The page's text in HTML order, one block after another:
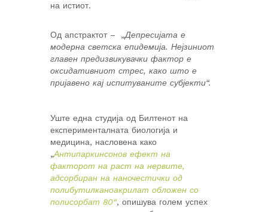
на истиот.
Од апстрактот – „Депресијата е
модерна светска епидемија. Нејзиниот
главен предизвикувачки фактор е
оксидативниот стрес, како што е
пријавено кај испитуваните субјекти“.
Уште една студија од Билтенот на
експерименталната биологија и
медицина, насловена како
„Антипаркинсонов ефект на
факторот на раст на нервите,
адсорбиран на наночестички од
полибутилканоакрилат обложен со
полисорбат 80“, опишува голем успех